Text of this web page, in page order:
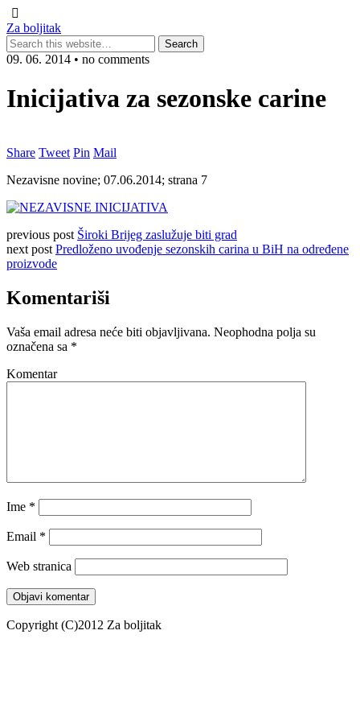
Za boljitak
09. 06. 2014 • no comments
Inicijativa za sezonske carine
Share Tweet Pin Mail
Nezavisne novine; 07.06.2014; strana 7
previous post Široki Brijeg zaslužuje biti grad
next post Predloženo uvođenje sezonskih carina u BiH na određene
proizvode
Komentariši
Vaša email adresa neće biti objavljivana. Neophodna polja su
označena sa *
Komentar
Ime *
Email *
Web stranica
Copyright (C)2012 Za boljitak